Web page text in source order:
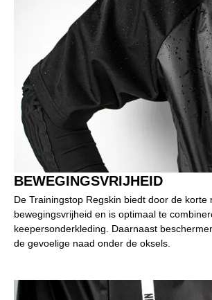
BEWEGINGSVRIJHEID
De Trainingstop Regskin biedt door de korte
bewegingsvrijheid en is optimaal te
keepersonderkleding. Daarnaast
de gevoelige naad onder de oksels.